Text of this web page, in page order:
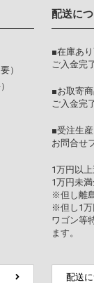
）
配送に
■在庫あ
ご入金完
■お取寄
ご入金完
■受注生産
お問合せ
1万円以
1万円未
※但し離
※但し1万
ワゴン等
ます。
配送